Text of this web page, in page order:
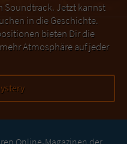
Soundtrack. Jetzt kannst
in die Geschichte.
bieten Dir die
Atmosphäre auf jeder